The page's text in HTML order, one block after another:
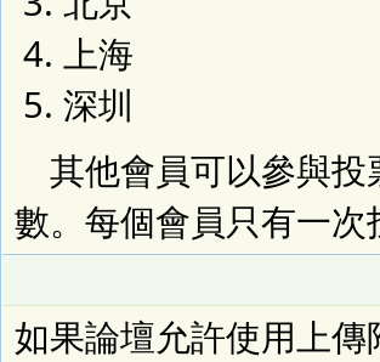
上海
深圳
其他會員可以參與投
數。每個會員只有一
如果論壇允許使用上